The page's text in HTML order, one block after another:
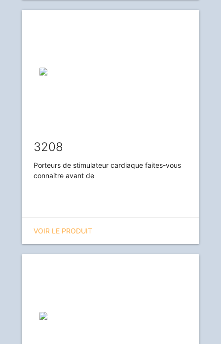
3208
Porteurs de stimulateur cardiaque faites-vous
connaitre avant de
VOIR LE PRODUIT